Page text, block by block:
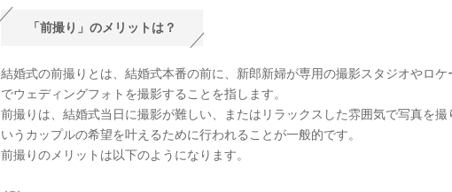
「前撮り」のメリットは？
結婚式の前撮りとは、結婚式本番の前に、新郎新婦が専用の撮影スタジオやロケ
でウェディングフォトを撮影することを指します。
前撮りは、結婚式当日に撮影が難しい、またはリラックスした雰囲気で写真を撮
いうカップルの希望を叶えるために行われることが一般的です。
前撮りのメリットは以下のようになります。